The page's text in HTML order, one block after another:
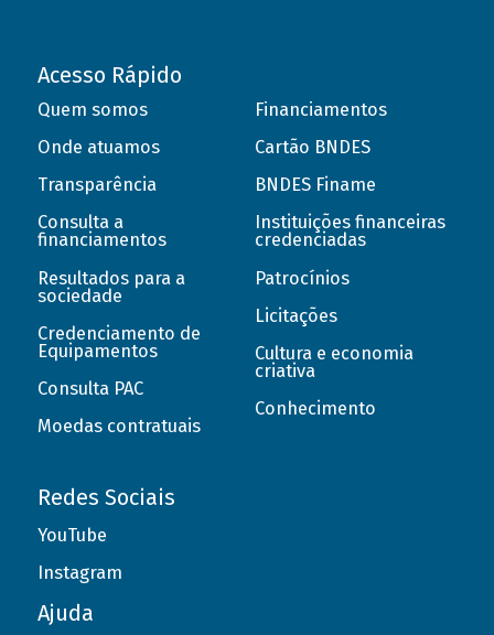
Acesso Rápido
Quem somos
Onde atuamos
Transparência
Consulta a
financiamentos
Resultados para a
sociedade
Credenciamento de
Equipamentos
Consulta PAC
Moedas contratuais
Financiamentos
Cartão BNDES
BNDES Finame
Instituições financeiras
credenciadas
Patrocínios
Licitações
Cultura e economia
criativa
Conhecimento
Redes Sociais
YouTube
Instagram
Ajuda